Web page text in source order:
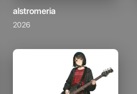
alstromeria
2026